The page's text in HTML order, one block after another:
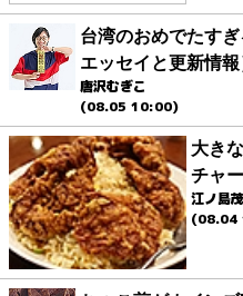
台湾のおめでたす
エッセイと更新情報
唐沢むぎこ
(08.05 10:00)
大き
チャ
江ノ島
(08.04